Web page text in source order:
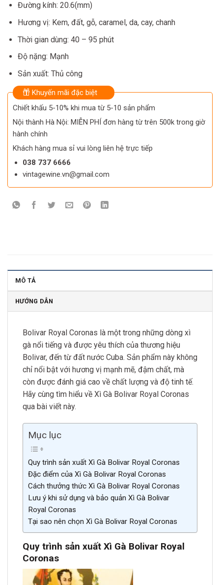
Đường kính: 20.6(mm)
Hương vị: Kem, đất, gỗ, caramel, da, cay, chanh
Thời gian dùng: 40 – 95 phút
Độ nặng: Mạnh
Sản xuất: Thủ công
Khuyến mãi đặc biệt
Chiết khấu 5-10% khi mua từ 5-10 sản phẩm
Nội thành Hà Nội: MIỄN PHÍ đơn hàng từ trên 500k trong giờ
hành chính
Khách hàng mua sỉ vui lòng liên hệ trực tiếp
038 737 6666
vintagewine.vn@gmail.com
MÔ TẢ
HƯỚNG DẪN
Bolivar Royal Coronas là một trong những dòng xì
gà nổi tiếng và được yêu thích của thương hiệu
Bolivar, đến từ đất nước Cuba. Sản phẩm này không
chỉ nổi bật với hương vị mạnh mẽ, đậm chất, mà
còn được đánh giá cao về chất lượng và độ tinh tế.
Hãy cùng tìm hiểu về Xì Gà Bolivar Royal Coronas
qua bài viết này.
Mục lục
Quy trình sản xuất Xì Gà Bolivar Royal Coronas
Đặc điểm của Xì Gà Bolivar Royal Coronas
Cách thưởng thức Xì Gà Bolivar Royal Coronas
Lưu ý khi sử dụng và bảo quản Xì Gà Bolivar
Royal Coronas
Tại sao nên chọn Xì Gà Bolivar Royal Coronas
Quy trình sản xuất Xì Gà Bolivar Royal
Coronas